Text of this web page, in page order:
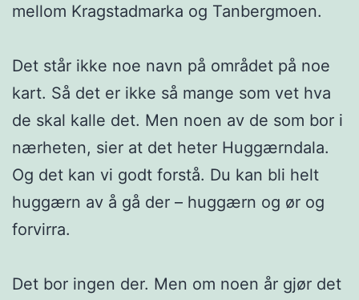
mellom Kragstadmarka og Tanbergmoen.
Det står ikke noe navn på området på noe
kart. Så det er ikke så mange som vet hva
de skal kalle det. Men noen av de som bor i
nærheten, sier at det heter Huggærndala.
Og det kan vi godt forstå. Du kan bli helt
huggærn av å gå der – huggærn og ør og
forvirra.
Det bor ingen der. Men om noen år gjør det